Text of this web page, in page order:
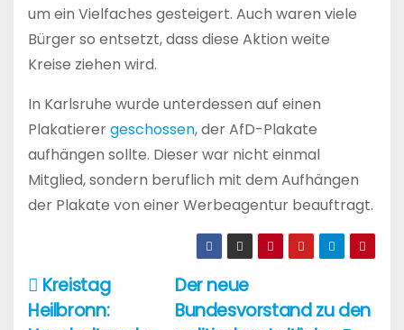
um ein Vielfaches gesteigert. Auch waren viele
Bürger so entsetzt, dass diese Aktion weite
Kreise ziehen wird.
In Karlsruhe wurde unterdessen auf einen
Plakatierergeschossen, der AfD-Plakate
aufhängen sollte. Dieser war nicht einmal
Mitglied, sondern beruflich mit dem Aufhängen
der Plakate von einer Werbeagentur beauftragt.
Beitragsnavigation
Der neue
Bundesvorstand zu den
Kreistag
Heilbronn: